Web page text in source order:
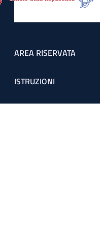
Footer menu
AREA RISERVATA
ISTRUZIONI